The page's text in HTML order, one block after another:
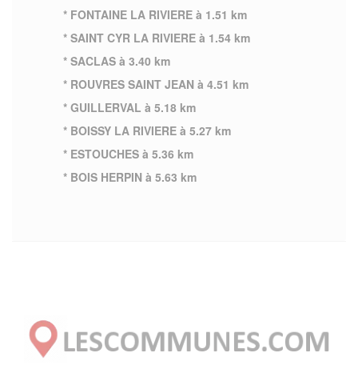
* FONTAINE LA RIVIERE à 1.51 km
* SAINT CYR LA RIVIERE à 1.54 km
* SACLAS à 3.40 km
* ROUVRES SAINT JEAN à 4.51 km
* GUILLERVAL à 5.18 km
* BOISSY LA RIVIERE à 5.27 km
* ESTOUCHES à 5.36 km
* BOIS HERPIN à 5.63 km